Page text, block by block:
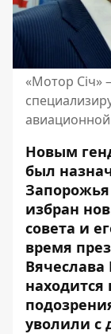
«Мотор Сiч»
Новым
был
избран
совета и
время
Вячеслава
находится
уволили с